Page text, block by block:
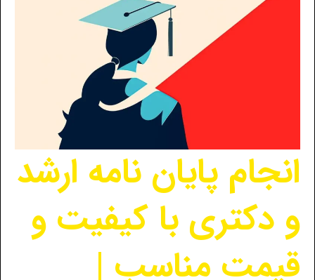
انجام پایان نامه ارشد
و دکتری با کیفیت و
قیمت مناسب |